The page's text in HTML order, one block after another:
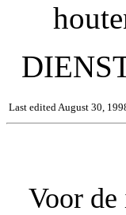
Last edited August 30,
Voor de